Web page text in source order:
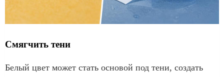
Смягчить тени
Белый цвет может стать основой под тени, создать